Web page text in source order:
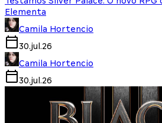
Elementa
Camila Hortencio
30.jul.26
Camila Hortencio
30.jul.26